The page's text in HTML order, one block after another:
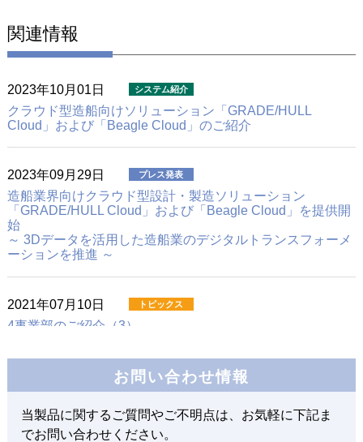
関連情報
2023年10月01日
クラウド型造船向けソリューション 「GRADE/HULL
Cloud」および「Beagle Cloud」のご紹介
2023年09月29日
造船業界向けクラウド型設計・製造ソリューション
「GRADE/HULL Cloud」および「Beagle Cloud」を提供開
始
～ 3Dデータを活用した造船業のデジタルトランスフォーメ
ーションを推進 ～
2021年07月10日
4事業部のご紹介（3）
2020年10月15日
造船業界の近未来のソリューションとは
お問い合わせ情報
当製品に関するご質問やご不明点は、お気軽に下記ま
でお問い合わせください。